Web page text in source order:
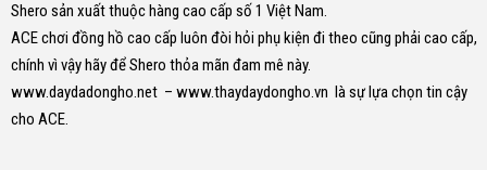
Shero sản xuất thuộc hàng cao cấp số 1 Việt Nam.
ACE chơi đồng hồ cao cấp luôn đòi hỏi phụ kiện đi theo cũng phải cao cấp,
chính vì vậy hãy để Shero thỏa mãn đam mê này.
www.daydadongho.net – www.thaydaydongho.vn là sự lựa chọn tin cậy
cho ACE.